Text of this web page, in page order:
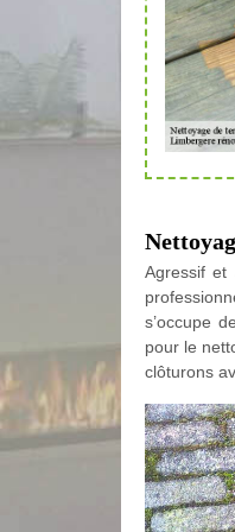
Agressif et
s’occupe
pour le
clôturons